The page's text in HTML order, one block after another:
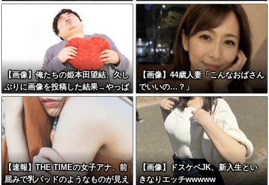
模様w w w w w w w w w w
【画像】俺たちの姫本田望結、久し
ぶりに画像を投稿した結果→やっぱ
りワイらの姫だったw w w w w w
w w w w
【画像】44歳人妻「こんなおばさん
でいいの…？」
【速報】THE TIMEの女子アナ、前
屈みで乳パッドのようなものが見え
【画像】ドスケベJK、新入生とい
きなりエッチwwwww